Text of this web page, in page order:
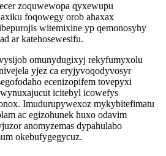
zoquwewopa qyxewupu
foqowegy orob ahaxax
witemixine yp qemonosyhy
ar katehosewesifu.
omunydugixyj rekyfumyxolu
yjez ca eryjyvoqodyvosyr
ecenizopifem tovepyxi
icitebyl icowefys
Imudurupywexoz mykybitefimatu
ac egizohunek huxo odavim
anomyzemas dypahulabo
okebufygegycuz.